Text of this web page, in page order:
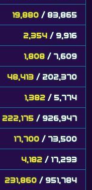
19,880 / 83,865
2,354 / 9,916
1,808 / 7,609
48,413 / 202,370
1,382 / 5,774
222,175 / 926,947
17,700 / 73,500
4,182 / 17,293
231,860 / 951,784